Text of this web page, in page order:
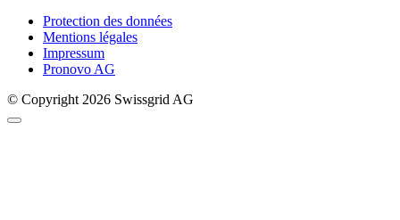
Protection des données
Mentions légales
Impressum
Pronovo AG
© Copyright 2026 Swissgrid AG